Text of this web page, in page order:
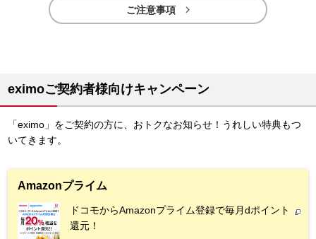
ご注意事項 
eximoご契約者様向けキャンペーン
「eximo」をご契約の方に、おトクなお知らせ！うれしい特典もつ
いてきます。
Amazonプライム
ドコモからAmazonプライム登録で毎月dポイント
還元！